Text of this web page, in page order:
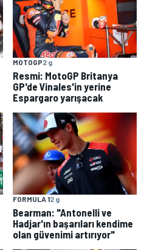
MOTOGP2 g
Resmi: MotoGP Britanya
GP'de Vinales'in yerine
Espargaro yarışacak
FORMULA 12 g
Bearman: "Antonelli ve
Hadjar'ın başarıları kendime
olan güvenimi artırıyor"